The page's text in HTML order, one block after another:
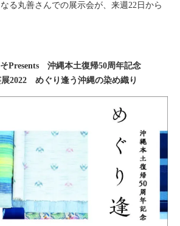
る丸善さんでの展示会が、来週22日から
Presents 沖縄本土復帰50周年記念
2022 めぐり逢う沖縄の染め織り